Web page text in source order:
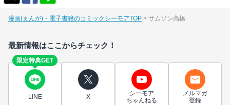
漫画(まんが)・電子書籍のコミックシーモアTOP サムソン高橋
最新情報はここからチェック！
限定特典GET
LINE X
シーモア
ちゃんねる
メルマガ
登録